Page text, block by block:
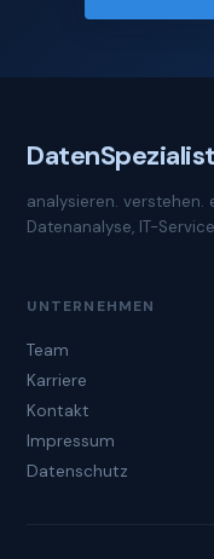
Daten
analysieren.
Datenanalyse, IT-
UNTERNEHMEN
Team
Karriere
Kontakt
Impressum
Datenschutz